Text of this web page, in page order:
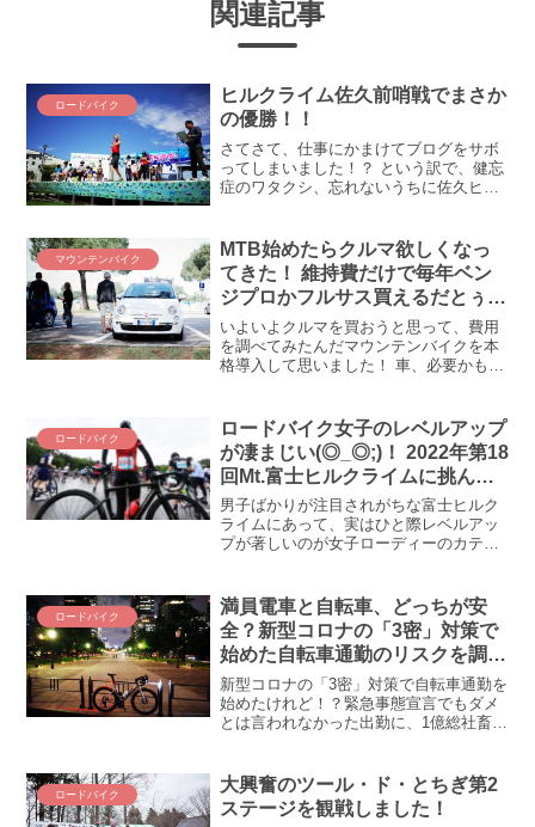
関連記事
ロードバイク
ヒルクライム佐久前哨戦でまさか
の優勝！！
さてさて、仕事にかまけてブログをサボ
ってしまいました！？ という訳で、健忘
症のワタクシ、忘れないうちに佐久ヒル
やりましたよ！ヒルクライムだけじゃな
い、佐久の名産さて...
マウンテンバイク
MTB始めたらクルマ欲しくなっ
てきた！ 維持費だけで毎年ベン
ジプロかフルサス買えるだとぅ
(；ﾟДﾟ)!?
いよいよクルマを買おうと思って、費用
を調べてみたんだマウンテンバイクを本
格導入して思いました！ 車、必要かもし
にあたって、まずどれくらい費用がかか
るのか、ざっ...
ロードバイク
ロードバイク女子のレベルアップ
が凄まじい(◎_◎;)！ 2022年第18
回Mt.富士ヒルクライムに挑んだ
デゲメン氏の闘い
男子ばかりが注目されがちな富士ヒルク
ライムにあって、実はひと際レベルアッ
プが著しいのが女子ローディーのカテゴ
上！？ そんな超絶レベルが爆上げした
2022年第18回Mt.富士ヒルクライムに、
ＺＡＰＰＥＩメン期待の女子ローディー
が挑んできました！ ロードバイク女子の
富士ヒル参戦を振り返ります！
ロードバイク
満員電車と自転車、どっちが安
全？新型コロナの「3密」対策で
始めた自転車通勤のリスクを調べ
てみた
新型コロナの「3密」対策で自転車通勤を
始めたけれど！？緊急事態宣言でもダメ
とは言われなかった出勤に、1億総社畜魂
を得ない哀しい人生(´；ω；`)ｳｯ…。であ
りま...
ロードバイク
大興奮のツール・ド・とちぎ第2
ステージを観戦しました！